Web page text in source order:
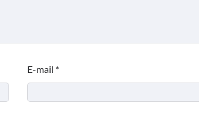
E-mail *